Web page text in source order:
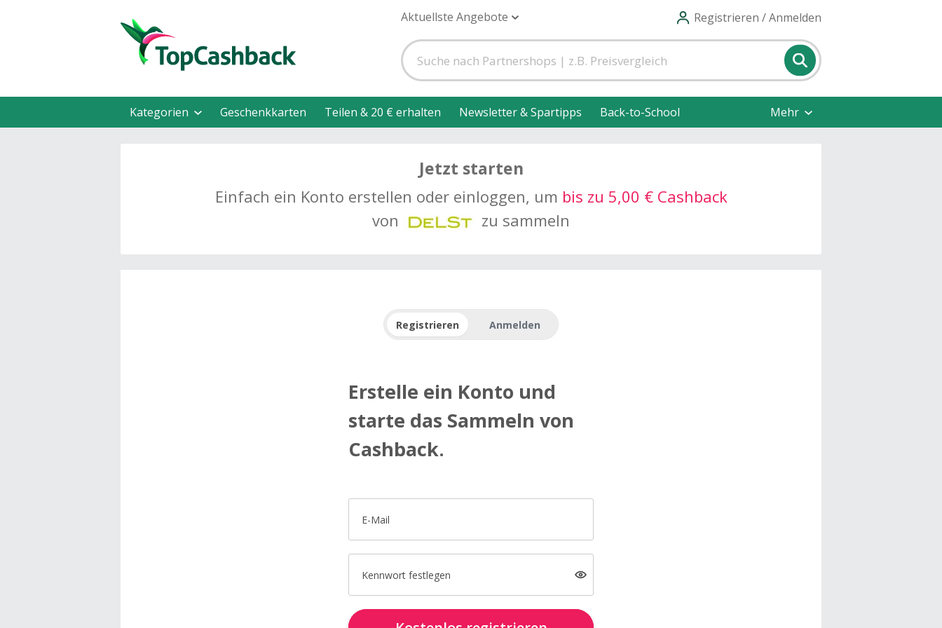
Aktuellste Angebote Registrieren / Anmelden
Kategorien Geschenkkarten Teilen & 20 € erhalten Newsletter & Spartipps Back-to-School Mehr
Jetzt starten
Einfach ein Konto erstellen oder einloggen, um bis zu 5,00 € Cashback
von
zu sammeln
Registrieren Anmelden
Erstelle ein Konto und
starte das Sammeln von
Cashback.
E-Mail
Kennwort festlegen